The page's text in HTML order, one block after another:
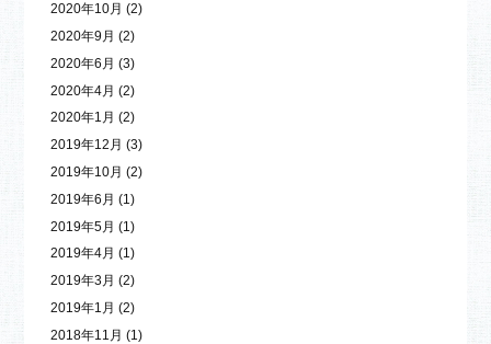
2020年10月 (2)
2020年9月 (2)
2020年6月 (3)
2020年4月 (2)
2020年1月 (2)
2019年12月 (3)
2019年10月 (2)
2019年6月 (1)
2019年5月 (1)
2019年4月 (1)
2019年3月 (2)
2019年1月 (2)
2018年11月 (1)